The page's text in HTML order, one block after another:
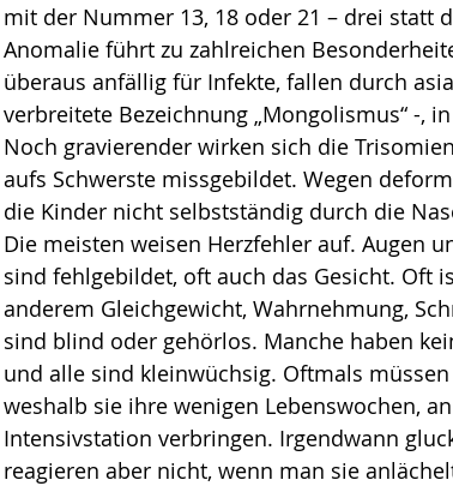
mit der Nummer 13, 18 oder 21 – drei statt
Anomalie führt zu zahlreichen
überaus anfällig für Infekte, fallen durch
verbreitete Bezeichnung „Mongolismus“ -,
Noch gravierender wirken sich die
aufs Schwerste missgebildet. Wegen
die Kinder nicht selbstständig durch die
Die meisten weisen Herz­fehler auf. Augen
sind fehlgebildet, oft auch das Gesicht. Oft
anderem Gleich­gewicht, Wahrnehmung,
sind blind oder gehörlos. Manche haben
und alle sind kleinwüchsig. Oftmals
weshalb sie ihre wenigen Lebenswo­chen,
Intensivstation verbringen. Irgendwann
reagieren aber nicht, wenn man sie